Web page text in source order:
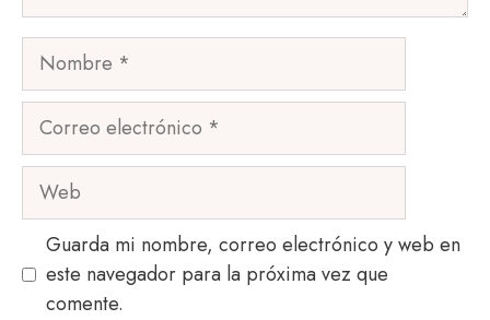
Nombre
Correo
Web
Guarda mi nombre, correo electrónico y web en
este navegador para la próxima vez que
comente.